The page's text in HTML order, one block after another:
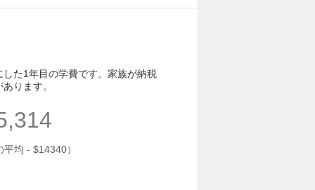
た1年目の学費です。家族が納税
ります。
均 - $14340）